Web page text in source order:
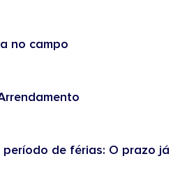
no campo
de férias: O prazo já